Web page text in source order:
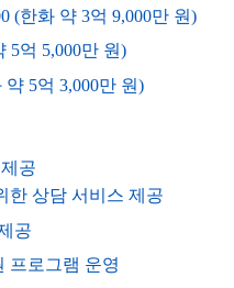
(한화 약 3억 9,000만 원)
5억 5,000만 원)
5억 3,000만 원)
공
한 상담 서비스 제공
공
프로그램 운영